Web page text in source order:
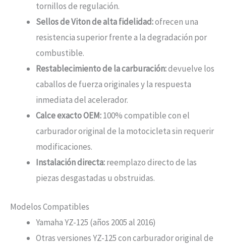
tornillos de regulación.
Sellos de Viton de alta fidelidad:ofrecen una
resistencia superior frente a la degradación por
combustible.
Restablecimiento de la carburación:devuelve los
caballos de fuerza originales y la respuesta
inmediata del acelerador.
Calce exacto OEM:100% compatible con el
carburador original de la motocicleta sin requerir
modificaciones.
Instalación directa:reemplazo directo de las
piezas desgastadas u obstruidas.
Modelos Compatibles
Yamaha YZ-125 (años 2005 al 2016)
Otras versiones YZ-125 con carburador original de